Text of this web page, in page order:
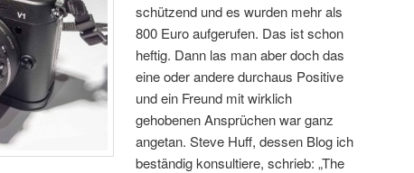
schützend und es wurden mehr als
800 Euro aufgerufen. Das ist schon
heftig. Dann las man aber doch das
eine oder andere durchaus Positive
und ein Freund mit wirklich
gehobenen Ansprüchen war ganz
angetan. Steve Huff, dessen Blog ich
beständig konsultiere, schrieb: „The